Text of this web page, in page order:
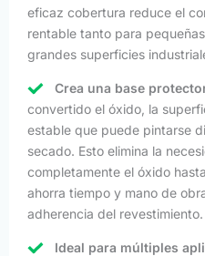
eficaz cobertura reduce el
rentable tanto para
grandes superficies
Crea una base
convertido el óxido, la
estable que puede pintarse
secado. Esto elimina la
completamente el óxido
ahorra tiempo y mano de
adherencia del revestimiento.
Ideal para múltiples